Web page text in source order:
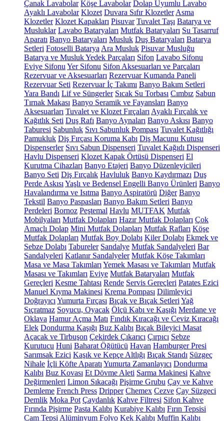
Çanak Lavabolar Köşe Lavabolar Dolap Uyumlu Lavabo
Ayaklı Lavabolar Klozet Duvara Sıfır Klozetler Asma
Klozetler Klozet Kapakları Pisuvar Tuvalet Taşı Batarya ve
Musluklar Lavabo Bataryaları Mutfak Bataryaları Su Tasarruf
Aparatı Banyo Bataryaları Musluk Duş Bataryaları Batarya
Setleri Fotoselli Batarya Ara Musluk Pisuvar Musluğu
Batarya ve Musluk Yedek Parçaları Sifon Lavabo Sifonu
Eviye Sifonu Yer Sifonu Sifon Aksesuarları ve Parçaları
Rezervuar ve Aksesuarları Rezervuar Kumanda Paneli
Rezervuar Seti Rezervuar İç Takımı Banyo Bakım Setleri
Yara Bandı Lif ve Süngerler Sıcak Su Torbası Cımbız Sabun
Tırnak Makası Banyo Seramik ve Fayansları Banyo
Aksesuarları Tuvalet ve Klozet Fırçaları Ayaklı Fırçalık ve
Kağıtlık Seti Duş Rafı Banyo Aynaları Banyo Askısı Banyo
Taburesi Sabunluk Sıvı Sabunluk Pompası Tuvalet Kağıtlığı
Pamukluk Diş Fırçası Koruma Kabı Diş Macunu Kutusu
Dispenserler Sıvı Sabun Dispenseri Tuvalet Kağıdı Dispenseri
Havlu Dispenseri Klozet Kapak Örtüsü Dispenseri El
Kurutma Cihazları Banyo Etajeri Banyo Düzenleyicileri
Banyo Seti Diş Fırçalık Havluluk Banyo Kaydırmazı Duş
Perde Askısı Yaşlı ve Bedensel Engelli Banyo Ürünleri Banyo
Havalandırma ve Isıtma Banyo Aspiratörü Diğer Banyo
Tekstil Banyo Paspasları Banyo Bakım Setleri Banyo
Perdeleri Bornoz Peştemal Havlu MUTFAK Mutfak
Mobilyaları Mutfak Dolapları Hazır Mutfak Dolapları Çok
Amaçlı Dolap Mini Mutfak Dolapları Mutfak Rafları Köşe
Mutfak Dolapları Mutfak Boy Dolabı Kiler Dolabı Ekmek ve
Sebze Dolabı Tabureler Sandalye Mutfak Sandalyeleri Bar
Sandalyeleri Katlanır Sandalyeler Mutfak Köşe Takımları
Masa ve Masa Takımları Yemek Masası ve Takımları Mutfak
Masası ve Takımları Eviye Mutfak Bataryaları Mutfak
Gereçleri Kesme Tahtası Rende Servis Gereçleri Patates Ezici
Manuel Kıyma Makinesi Krema Pompası Dilimleyici
Doğrayıcı Yumurta Fırçası Bıçak ve Bıçak Setleri Yağ
Sıçratmaz Soyucu, Oyacak Ölçü Kabı ve Kaşığı Merdane ve
Oklava Hamur Açma Matı Fındık Kıracağı ve Ceviz Kıracağı
Elek Dondurma Kaşığı Buz Kalıbı Bıçak Bileyici Masat
Açacak ve Tirbuşon Çekirdek Çıkarıcı Çırpıcı Sebze
Kurutucu Huni Baharat Öğütücü Havan Hamburger Presi
Sarımsak Ezici Kaşık ve Kepçe Altlığı Bıçak Standı Süzgeç
Nihale İçli Köfte Aparatı Yumurta Zamanlayıcı Dondurma
Kalıbı Buz Kovası Et Dövme Aleti Sarma Makinesi Kahve
Değirmenleri Limon Sıkacağı Pişirme Grubu Çay ve Kahve
Demleme French Press Dripper Chemex Cezve Çay Süzgeci
Demlik Moka Pot Çaydanlık Kahve Filtresi Sifon Kahve
Fırında Pişirme Pasta Kalıbı Kurabiye Kalıbı Fırın Tepsisi
Cam Tepsi Alüminyum Folyo Kek Kalıbı Muffin Kalıbı